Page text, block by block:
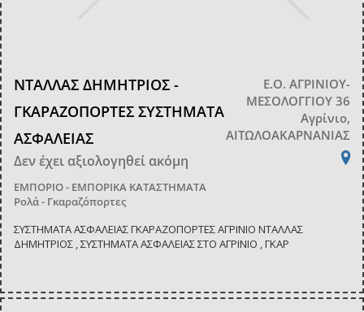
ΝΤΑΛΛΑΣ ΔΗΜΗΤΡΙΟΣ -
ΓΚΑΡΑΖΟΠΟΡΤΕΣ ΣΥΣΤΗΜΑΤΑ
ΑΣΦΑΛΕΙΑΣ
Δεν έχει αξιολογηθεί ακόμη
ΕΜΠΟΡΙΟ - ΕΜΠΟΡΙΚΑ ΚΑΤΑΣΤΗΜΑΤΑ
Ρολά - Γκαραζόπορτες
Ε.Ο. ΑΓΡΙΝΙΟΥ-
ΜΕΣΟΛΟΓΓΙΟΥ 36
Αγρίνιο,
ΑΙΤΩΛΟΑΚΑΡΝΑΝΙΑΣ
ΣΥΣΤΗΜΑΤΑ ΑΣΦΑΛΕΙΑΣ ΓΚΑΡΑΖΟΠΟΡΤΕΣ ΑΓΡΙΝΙΟ ΝΤΑΛΛΑΣ
ΔΗΜΗΤΡΙΟΣ , ΣΥΣΤΗΜΑΤΑ ΑΣΦΑΛΕΙΑΣ ΣΤΟ ΑΓΡΙΝΙΟ , ΓΚΑΡ